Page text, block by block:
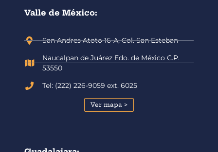
Valle de México:
San Andres Atoto 16-A, Col. San Esteban
Naucalpan de Juárez Edo. de México C.P.
53550
Tel: (222) 226-9059 ext. 6025
Ver mapa >